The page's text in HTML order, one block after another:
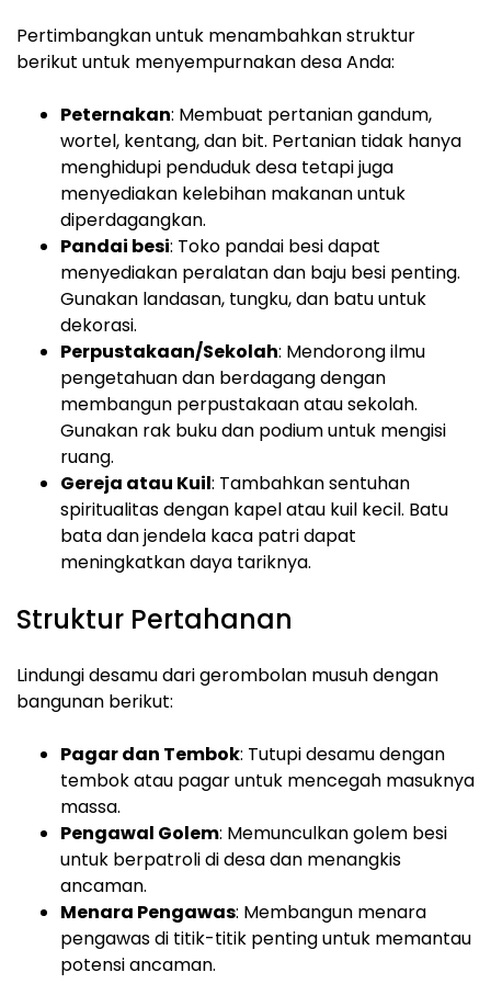
Pertimbangkan untuk menambahkan struktur
berikut untuk menyempurnakan desa Anda:
Peternakan: Membuat pertanian gandum,
wortel, kentang, dan bit. Pertanian tidak hanya
menghidupi penduduk desa tetapi juga
menyediakan kelebihan makanan untuk
diperdagangkan.
Pandai besi: Toko pandai besi dapat
menyediakan peralatan dan baju besi penting.
Gunakan landasan, tungku, dan batu untuk
dekorasi.
Perpustakaan/Sekolah: Mendorong ilmu
pengetahuan dan berdagang dengan
membangun perpustakaan atau sekolah.
Gunakan rak buku dan podium untuk mengisi
ruang.
Gereja atau Kuil: Tambahkan sentuhan
spiritualitas dengan kapel atau kuil kecil. Batu
bata dan jendela kaca patri dapat
meningkatkan daya tariknya.
Struktur Pertahanan
Lindungi desamu dari gerombolan musuh dengan
bangunan berikut:
Pagar dan Tembok: Tutupi desamu dengan
tembok atau pagar untuk mencegah masuknya
massa.
Pengawal Golem: Memunculkan golem besi
untuk berpatroli di desa dan menangkis
ancaman.
Menara Pengawas: Membangun menara
pengawas di titik-titik penting untuk memantau
potensi ancaman.